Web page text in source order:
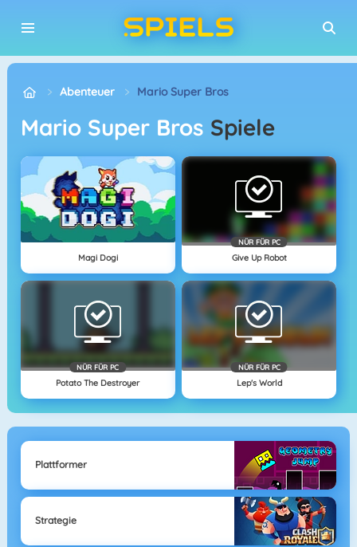
Abenteuer Mario Super Bros
Mario Super Bros Spiele
Magi Dogi
NÜR FÜR PC
Give Up Robot
NÜR FÜR PC
Potato The Destroyer
NÜR FÜR PC
Lep's World
Plattformer
Strategie